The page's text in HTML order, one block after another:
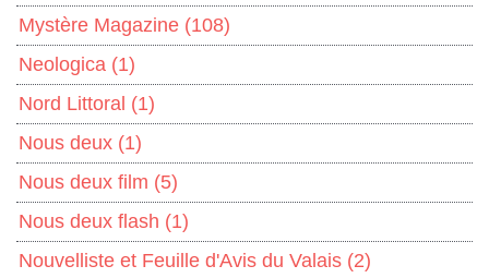
Mystère Magazine (108)
Neologica (1)
Nord Littoral (1)
Nous deux (1)
Nous deux film (5)
Nous deux flash (1)
Nouvelliste et Feuille d'Avis du Valais (2)